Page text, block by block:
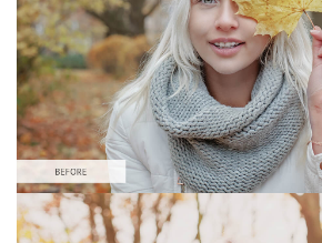
Выберите Вариант
Lightroom Fall Preset #7